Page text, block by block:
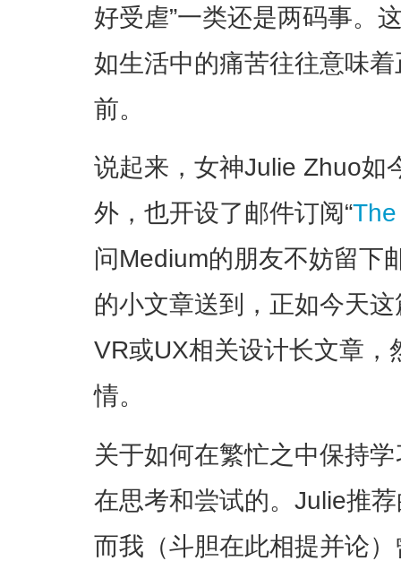
好受虐”一类还是两码事。
如生活中的痛苦往往意味
前。
说起来，女神Julie Zhuo如
外，也开设了邮件订阅“
问Medium的朋友不妨留下
的小文章送到，正如今天
VR或UX相关设计长文章
情。
关于如何在繁忙之中保持
在思考和尝试的。Julie推
而我（斗胆在此相提并论）